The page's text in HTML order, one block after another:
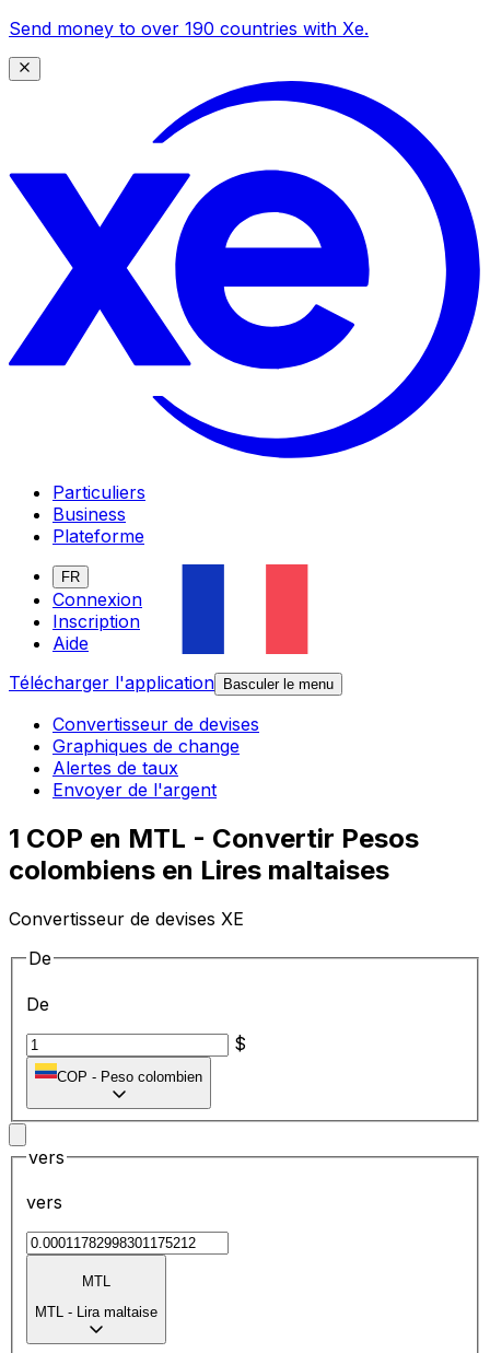
Send money to over 190 countries with Xe.
Particuliers
Business
Plateforme
FR
Connexion
Inscription
Aide
Télécharger l'application
Basculer le menu
Convertisseur de devises
Graphiques de change
Alertes de taux
Envoyer de l'argent
1 COP en MTL - Convertir Pesos
colombiens en Lires maltaises
Convertisseur de devises XE
De
De
$
COP - Peso colombien
vers
vers
MTL
MTL - Lira maltaise